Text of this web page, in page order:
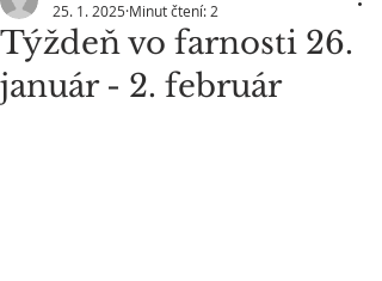
Týždeň vo farnosti 26.
január - 2. február
25. 1. 2025 Minut čtení: 2